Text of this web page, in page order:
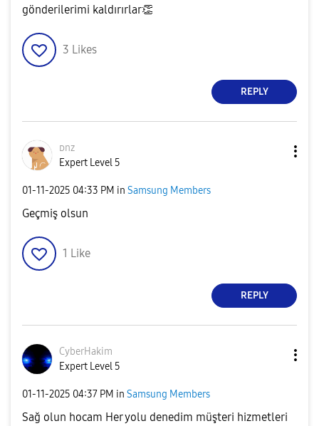
gönderilerimi kaldırırlar👏
3 Likes
REPLY
ᴅnz
Expert Level 5
‎01-11-2025 04:33 PM in Samsung Members
Geçmiş olsun
1 Like
REPLY
CyberHakim
Expert Level 5
‎01-11-2025 04:37 PM in Samsung Members
Sağ olun hocam Her yolu denedim müşteri hizmetleri